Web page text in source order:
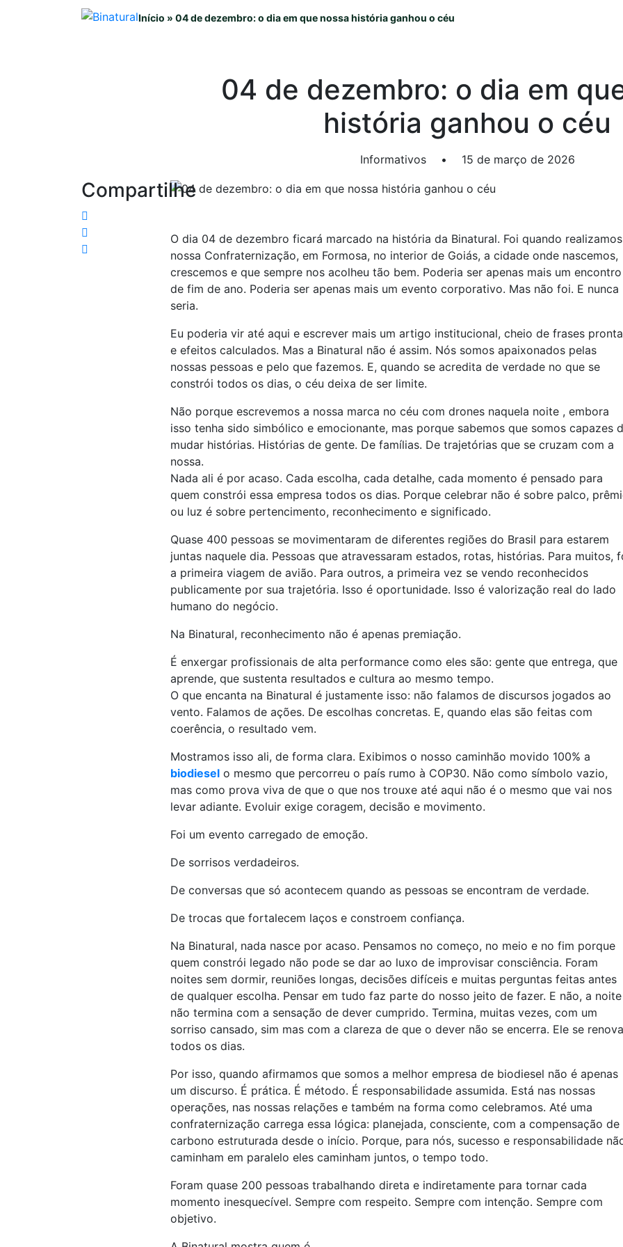
Início » 04 de dezembro: o dia em que nossa história ganhou o céu
04 de dezembro: o dia em
história ganhou o céu
Informativos • 15 de março de 2026
O dia 04 de dezembro ficará marcado na história da Binatural. Foi quando
nossa Confraternização, em Formosa, no interior de Goiás, a cidade onde nascemos,
crescemos e que sempre nos acolheu tão bem. Poderia ser apenas mais um encontro
de fim de ano. Poderia ser apenas mais um evento corporativo. Mas não foi. E nunca
seria.
Eu poderia vir até aqui e escrever mais um artigo institucional, cheio de frases
e efeitos calculados. Mas a Binatural não é assim. Nós somos apaixonados pelas
nossas pessoas e pelo que fazemos. E, quando se acredita de verdade no que se
constrói todos os dias, o céu deixa de ser limite.
Não porque escrevemos a nossa marca no céu com drones naquela noite , embora
isso tenha sido simbólico e emocionante, mas porque sabemos que somos capazes
mudar histórias. Histórias de gente. De famílias. De trajetórias que se cruzam com a
nossa.
Nada ali é por acaso. Cada escolha, cada detalhe, cada momento é pensado para
quem constrói essa empresa todos os dias. Porque celebrar não é sobre palco,
ou luz é sobre pertencimento, reconhecimento e significado.
Quase 400 pessoas se movimentaram de diferentes regiões do Brasil para estarem
juntas naquele dia. Pessoas que atravessaram estados, rotas, histórias. Para muitos,
a primeira viagem de avião. Para outros, a primeira vez se vendo reconhecidos
publicamente por sua trajetória. Isso é oportunidade. Isso é valorização real do lado
humano do negócio.
Na Binatural, reconhecimento não é apenas premiação.
É enxergar profissionais de alta performance como eles são: gente que entrega, que
aprende, que sustenta resultados e cultura ao mesmo tempo.
O que encanta na Binatural é justamente isso: não falamos de discursos jogados ao
vento. Falamos de ações. De escolhas concretas. E, quando elas são feitas com
coerência, o resultado vem.
Mostramos isso ali, de forma clara. Exibimos o nosso caminhão movido 100% a
biodiesel o mesmo que percorreu o país rumo à COP30. Não como símbolo vazio,
mas como prova viva de que o que nos trouxe até aqui não é o mesmo que vai nos
levar adiante. Evoluir exige coragem, decisão e movimento.
Foi um evento carregado de emoção.
De sorrisos verdadeiros.
De conversas que só acontecem quando as pessoas se encontram de verdade.
De trocas que fortalecem laços e constroem confiança.
Na Binatural, nada nasce por acaso. Pensamos no começo, no meio e no fim porque
quem constrói legado não pode se dar ao luxo de improvisar consciência. Foram
noites sem dormir, reuniões longas, decisões difíceis e muitas perguntas feitas antes
de qualquer escolha. Pensar em tudo faz parte do nosso jeito de fazer. E não, a noite
não termina com a sensação de dever cumprido. Termina, muitas vezes, com um
sorriso cansado, sim mas com a clareza de que o dever não se encerra. Ele se renova
todos os dias.
Por isso, quando afirmamos que somos a melhor empresa de biodiesel não é apenas
um discurso. É prática. É método. É responsabilidade assumida. Está nas nossas
operações, nas nossas relações e também na forma como celebramos. Até uma
confraternização carrega essa lógica: planejada, consciente, com a compensação de
carbono estruturada desde o início. Porque, para nós, sucesso e responsabilidade
caminham em paralelo eles caminham juntos, o tempo todo.
Foram quase 200 pessoas trabalhando direta e indiretamente para tornar cada
momento inesquecível. Sempre com respeito. Sempre com intenção. Sempre com
objetivo.
Compartilhe